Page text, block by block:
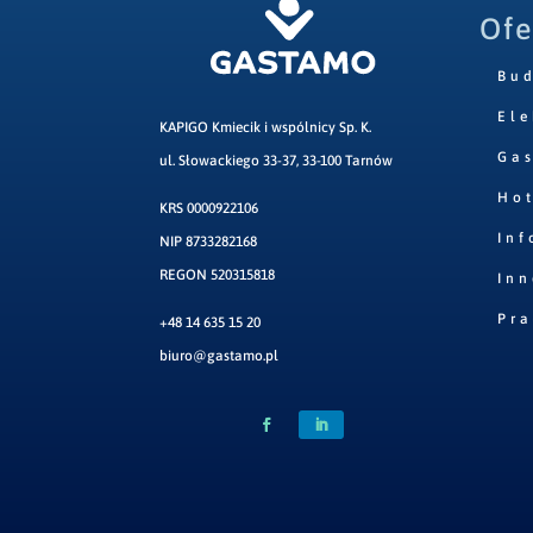
KAPIGO Kmiecik i wspólnicy Sp. K.
ul. Słowackiego 33-37, 33-100 Tarnów
KRS 0000922106
NIP 8733282168
REGON 520315818
+48 14 635 15 20
biuro@gastamo.pl